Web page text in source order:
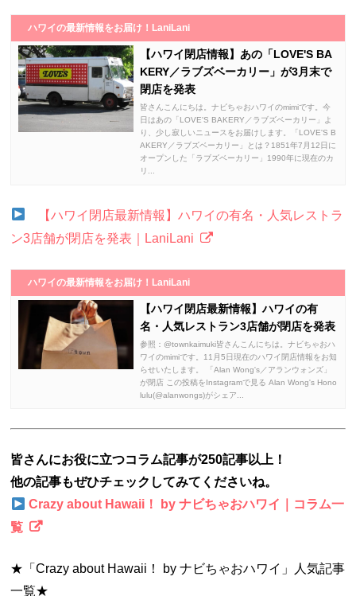
ハワイの最新情報をお届け！LaniLani
【ハワイ閉店情報】あの「LOVE'S BA
KERY／ラブズベーカリー」が3月末で
閉店を発表
皆さんこんにちは。ナビちゃおハワイのmimiです。今
日はあの「LOVE'S BAKERY／ラブズベーカリー」よ
り、少し寂しいニュースをお届けします。「LOVE'S B
AKERY／ラブズベーカリー」とは？1851年7月12日に
オープンした「ラブズベーカリー」1990年に現在のカ
リ...
【ハワイ閉店最新情報】ハワイの有名・人気レストラ
ン3店舗が閉店を発表｜LaniLani
ハワイの最新情報をお届け！LaniLani
【ハワイ閉店最新情報】ハワイの有
名・人気レストラン3店舗が閉店を発表
参照：@townkaimuki皆さんこんにちは。ナビちゃおハ
ワイのmimiです。11月5日現在のハワイ閉店情報をお知
らせいたします。 「Alan Wong's／アランウォンズ」
が閉店 この投稿をInstagramで見る Alan Wong's Hono
lulu(@alanwongs)がシェア...
皆さんにお役に立つコラム記事が250記事以上！
他の記事もぜひチェックしてみてくださいね。
Crazy about Hawaii！ by ナビちゃおハワイ｜コラム一
覧
★「Crazy about Hawaii！ by ナビちゃおハワイ」人気記事
一覧★